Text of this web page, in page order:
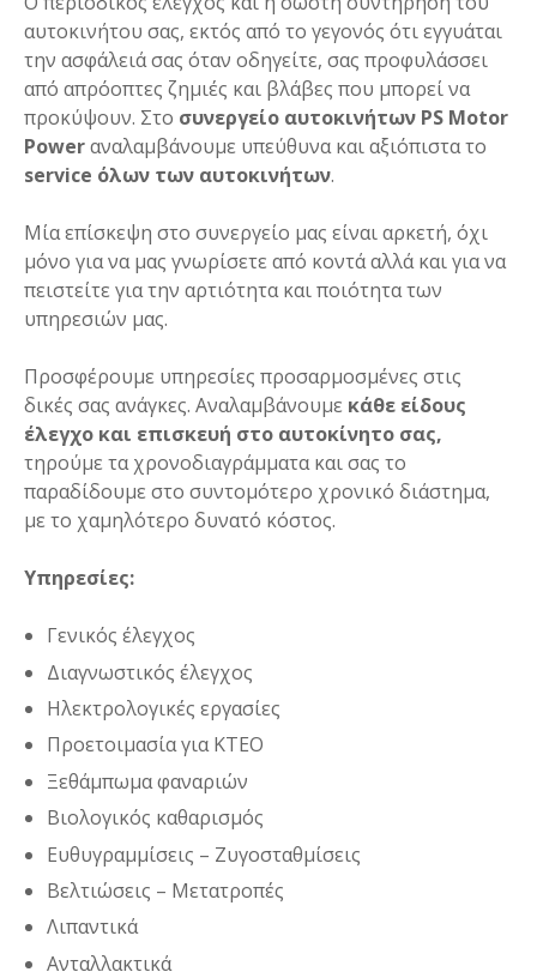
αυτοκινήτου σας, εκτός από το γεγονός ότι εγγυάται
την ασφάλειά σας όταν οδηγείτε, σας προφυλάσσει
από απρόοπτες ζημιές και βλάβες που μπορεί να
προκύψουν. Στο συνεργείο αυτοκινήτων PS Motor
Powerαναλαμβάνουμε υπεύθυνα και αξιόπιστα το
service όλων των αυτοκινήτων.
Μία επίσκεψη στο συνεργείο μας είναι αρκετή, όχι
μόνο για να μας γνωρίσετε από κοντά αλλά και για να
πειστείτε για την αρτιότητα και ποιότητα των
υπηρεσιών μας.
Προσφέρουμε υπηρεσίες προσαρμοσμένες στις
δικές σας ανάγκες. Αναλαμβάνουμε κάθε είδους
έλεγχο και επισκευή στο αυτοκίνητο σας,
τηρούμε τα χρονοδιαγράμματα και σας το
παραδίδουμε στο συντομότερο χρονικό διάστημα,
με το χαμηλότερο δυνατό κόστος.
Υπηρεσίες:
Γενικός έλεγχος
Διαγνωστικός έλεγχος
Ηλεκτρολογικές εργασίες
Προετοιμασία για ΚΤΕΟ
Ξεθάμπωμα φαναριών
Βιολογικός καθαρισμός
Ευθυγραμμίσεις – Ζυγοσταθμίσεις
Βελτιώσεις – Μετατροπές
Λιπαντικά
Ανταλλακτικά